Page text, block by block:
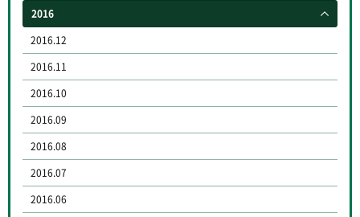
2016
2016.12
2016.11
2016.10
2016.09
2016.08
2016.07
2016.06